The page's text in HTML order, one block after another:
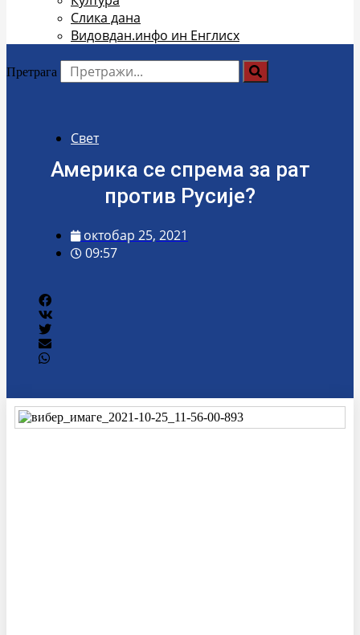
Слика дана
Видовдан.инфо ин Енглисх
Претрага
Свет
Америка се спрема за рат
против Русије?
октобар 25, 2021
09:57